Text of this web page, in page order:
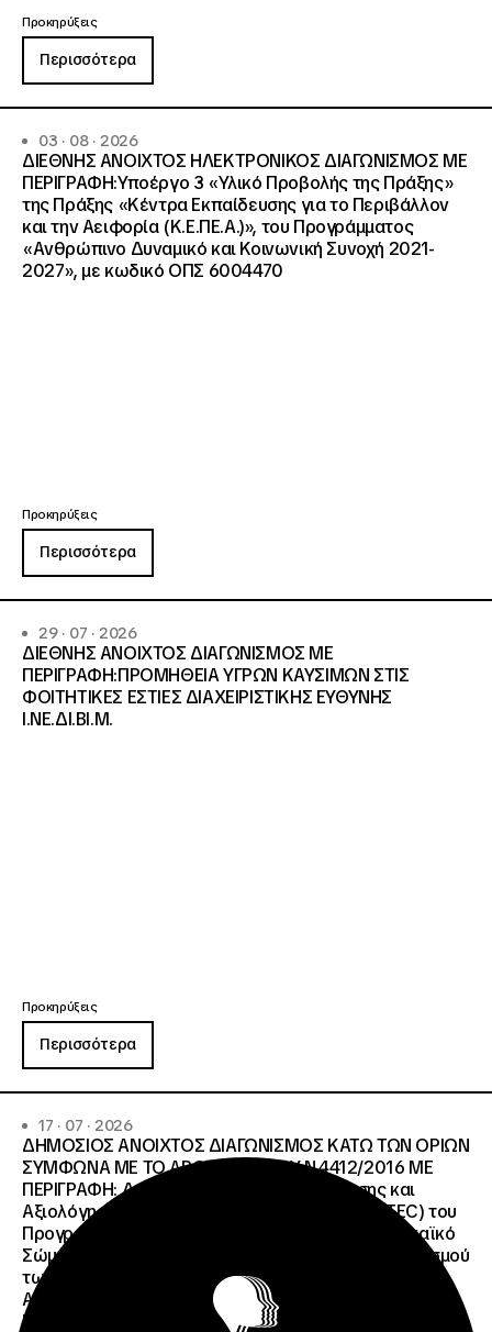
Προκηρύξεις
Περισσότερα
03 · 08 · 2026
ΔΙΕΘΝΗΣ ΑΝΟΙΧΤΟΣ ΗΛΕΚΤΡΟΝΙΚΟΣ ΔΙΑΓΩΝΙΣΜΟΣ ΜΕ
ΠΕΡΙΓΡΑΦΗ:Υποέργο 3 «Υλικό Προβολής της Πράξης»
της Πράξης «Κέντρα Εκπαίδευσης για το Περιβάλλον
και την Αειφορία (Κ.Ε.ΠΕ.Α.)», του Προγράμματος
«Ανθρώπινο Δυναμικό και Κοινωνική Συνοχή 2021-
2027», με κωδικό ΟΠΣ 6004470
Προκηρύξεις
Περισσότερα
29 · 07 · 2026
ΔΙΕΘΝΗΣ ΑΝΟΙΧΤΟΣ ΔΙΑΓΩΝΙΣΜΟΣ ΜΕ
ΠΕΡΙΓΡΑΦΗ:ΠΡΟΜΗΘΕΙΑ ΥΓΡΩΝ ΚΑΥΣΙΜΩΝ ΣΤΙΣ
ΦΟΙΤΗΤΙΚΕΣ ΕΣΤΙΕΣ ΔΙΑΧΕΙΡΙΣΤΙΚΗΣ ΕΥΘΥΝΗΣ
Ι.ΝΕ.ΔΙ.ΒΙ.Μ.
Προκηρύξεις
Περισσότερα
17 · 07 · 2026
ΔΗΜΟΣΙΟΣ ΑΝΟΙΧΤΟΣ ΔΙΑΓΩΝΙΣΜΟΣ ΚΑΤΩ ΤΩΝ ΟΡΙΩΝ
ΣΥΜΦΩΝΑ ΜΕ ΤΟ ΑΡΘΡΟ 107 ΤΟΥ Ν.4412/2016 ΜΕ
ΠΕΡΙΓΡΑΦΗ: Διοργάνωση Κύκλου Κατάρτισης και
Αξιολόγησης (Training and Evaluation Cycle – TEC) του
Προγράμματος European Solidarity Corps (Ευρωπαϊκό
Σώμα Αλληλεγγύης) της Εθνικής Μονάδας Συντονισμού
των Προγραμμάτων Erasmus+/Τομέας Νεολαία &
Αθλητισμός και Ευρωπαϊκό Σώμα Αλληλεγγύης ΜΕ
ΠΡΟΫΠΟΛΓΙΣΜΟ:258.064,52 € μη